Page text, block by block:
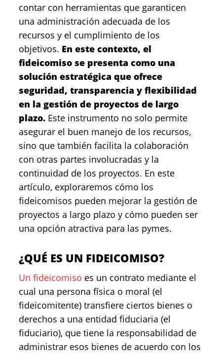
contar con herramientas que garanticen
una administración adecuada de los
recursos y el cumplimiento de los
objetivos. En este contexto, el
fideicomiso se presenta como una
solución estratégica que ofrece
seguridad, transparencia y flexibilidad
en la gestión de proyectos de largo
plazo. Este instrumento no solo permite
asegurar el buen manejo de los recursos,
sino que también facilita la colaboración
con otras partes involucradas y la
continuidad de los proyectos. En este
artículo, exploraremos cómo los
fideicomisos pueden mejorar la gestión de
proyectos a largo plazo y cómo pueden ser
una opción atractiva para las pymes.
¿QUÉ ES UN FIDEICOMISO?
Un fideicomiso es un contrato mediante el
cual una persona física o moral (el
fideicomitente) transfiere ciertos bienes o
derechos a una entidad fiduciaria (el
fiduciario), que tiene la responsabilidad de
administrar esos bienes de acuerdo con los